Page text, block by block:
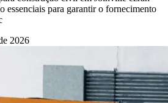
essenciais para garantir o fornecimento
2026